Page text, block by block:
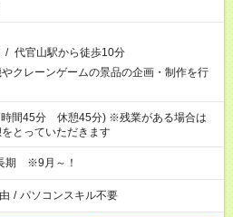
/ 代官山駅から徒歩10分
クレーンゲームの景品の企画・制作を行
間45分 休憩45分) ※残業がある場合は
とっていただきます
期 ※9月～！
/ パソコンスキル不要